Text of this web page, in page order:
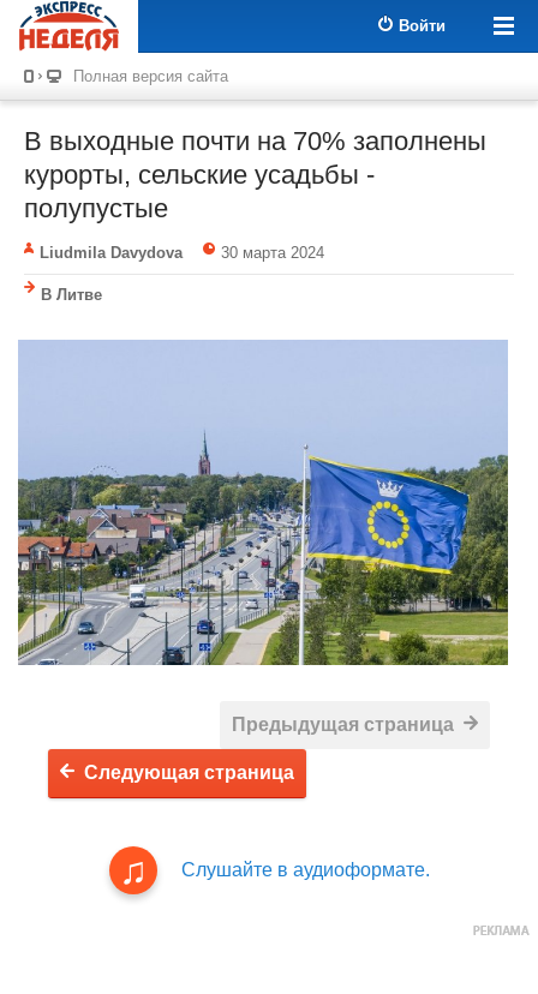
Войти
Полная версия сайта
В выходные почти на 70% заполнены
курорты, сельские усадьбы -
полупустые
Liudmila Davydova 30 марта 2024
В Литве
Предыдущая страница
Следующая страница
Слушайте в аудиоформате.